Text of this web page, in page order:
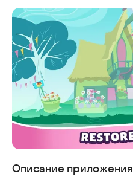
Скриншоты
Описание приложения